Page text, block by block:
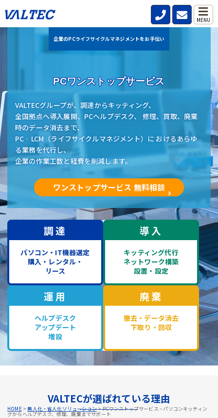
MENU
HOME>無人化・省人化ソリューション>PCワンストップサービス – パソコンキッティン
グからヘルプデスク、修理、廃棄までサポート
企業のPCライフサイクルマネジメントをお手伝い
PCワンストップサービス
VALTECグループが、調達からキッティング、
全国拠点へ導入展開、PCヘルプデスク、 修理、買取、廃棄
時のデータ消去まで、
PC‐LCM（ライフサイクルマネジメント）に おけるあらゆ
る業務を代行し、
企業の作業工数と経費を削減します。
ワンストップサービス 無料相談
調達
パソコン・IT機器選定
購入・レンタル・
リース
導入
キッティング代行
ネットワーク構築
設置・設定
運用
ヘルプデスク
アップデート
増設
廃棄
撤去・データ消去
下取り・回収
VALTECが選ばれている理由